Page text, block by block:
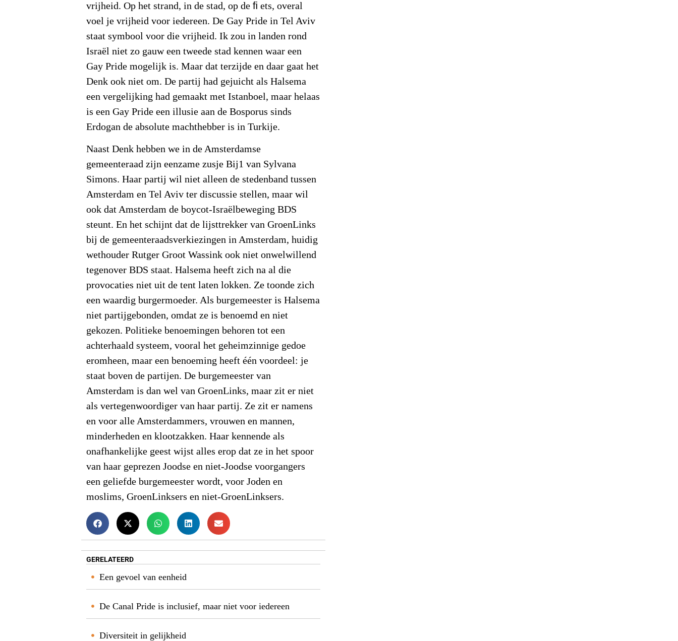
vrijheid. Op het strand, in de stad, op de ﬁ ets, overal
voel je vrijheid voor iedereen. De Gay Pride in Tel Aviv
staat symbool voor die vrijheid. Ik zou in landen rond
Israël niet zo gauw een tweede stad kennen waar een
Gay Pride mogelijk is. Maar dat terzijde en daar gaat het
Denk ook niet om. De partij had gejuicht als Halsema
een vergelijking had gemaakt met Istanboel, maar helaas
is een Gay Pride een illusie aan de Bosporus sinds
Erdogan de absolute machthebber is in Turkije.
Naast Denk hebben we in de Amsterdamse
gemeenteraad zijn eenzame zusje Bij1 van Sylvana
Simons. Haar partij wil niet alleen de stedenband tussen
Amsterdam en Tel Aviv ter discussie stellen, maar wil
ook dat Amsterdam de boycot-Israëlbeweging BDS
steunt. En het schijnt dat de lijsttrekker van GroenLinks
bij de gemeenteraadsverkiezingen in Amsterdam, huidig
wethouder Rutger Groot Wassink ook niet onwelwillend
tegenover BDS staat. Halsema heeft zich na al die
provocaties niet uit de tent laten lokken. Ze toonde zich
een waardig burgermoeder. Als burgemeester is Halsema
niet partijgebonden, omdat ze is benoemd en niet
gekozen. Politieke benoemingen behoren tot een
achterhaald systeem, vooral het geheimzinnige gedoe
eromheen, maar een benoeming heeft één voordeel: je
staat boven de partijen. De burgemeester van
Amsterdam is dan wel van GroenLinks, maar zit er niet
als vertegenwoordiger van haar partij. Ze zit er namens
en voor alle Amsterdammers, vrouwen en mannen,
minderheden en klootzakken. Haar kennende als
onafhankelijke geest wijst alles erop dat ze in het spoor
van haar geprezen Joodse en niet-Joodse voorgangers
een geliefde burgemeester wordt, voor Joden en
moslims, GroenLinksers en niet-GroenLinksers.
GERELATEERD
Een gevoel van eenheid
De Canal Pride is inclusief, maar niet voor iedereen
Diversiteit in gelijkheid